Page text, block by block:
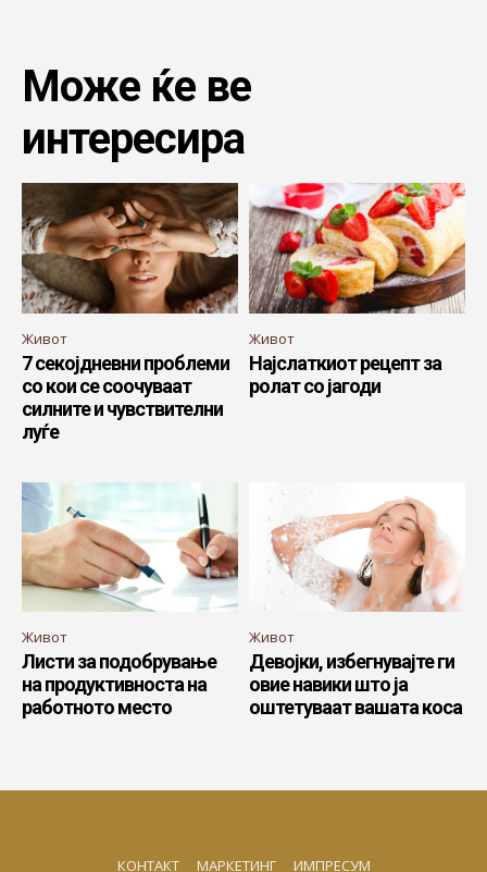
Може ќе ве
интересира
Живот
7 секојдневни проблеми
со кои се соочуваат
силните и чувствителни
луѓе
Живот
Најслаткиот рецепт за
ролат со јагоди
Живот
Листи за подобрување
на продуктивноста на
работното место
Живот
Девојки, избегнувајте ги
овие навики што ја
оштетуваат вашата коса
КОНТАКТ МАРКЕТИНГ ИМПРЕСУМ